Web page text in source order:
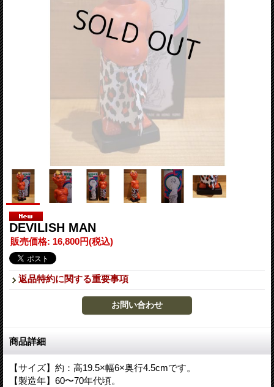
DEVILISH MAN
販売価格: 16,800円(税込)
返品特約に関する重要事項
商品詳細
【サイズ】約：高19.5×幅6×奥行4.5cmです。
【製造年】60〜70年代頃。